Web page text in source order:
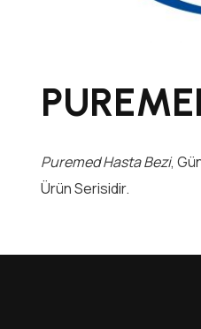
Puremed Hasta Bezi,
Ürün Serisidir.